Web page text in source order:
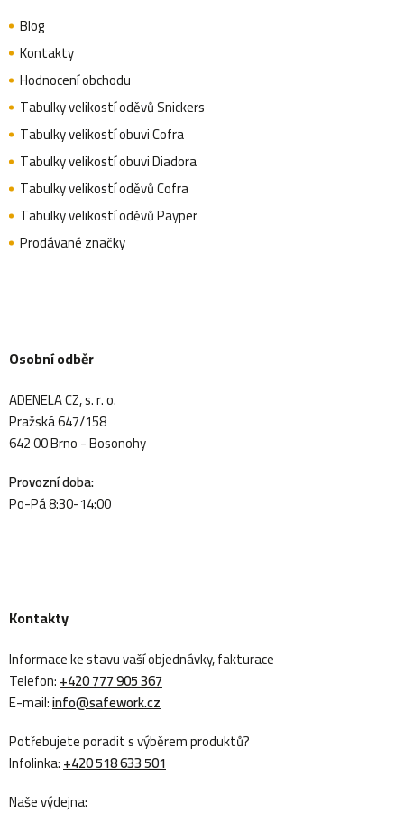
Blog
Kontakty
Hodnocení obchodu
Tabulky velikostí oděvů Snickers
Tabulky velikostí obuvi Cofra
Tabulky velikostí obuvi Diadora
Tabulky velikostí oděvů Cofra
Tabulky velikostí oděvů Payper
Prodávané značky
Osobní odběr
ADENELA CZ, s. r. o.
Pražská 647/158
642 00 Brno - Bosonohy
Provozní doba:
Po-Pá 8:30-14:00
Kontakty
Informace ke stavu vaší objednávky, fakturace
Telefon:+420 777 905 367
E-mail:info@safework.cz
Potřebujete poradit s výběrem produktů?
Infolinka:+420 518 633 501
Naše výdejna: